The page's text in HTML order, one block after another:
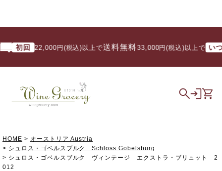
回 22,000円(税込)以上で送料無料/ 33,000円(税込)以上で いつでも
HOME
オーストリア Austria
シュロス・ゴベルスブルク Schloss Gobelsburg
シュロス・ゴベルスブルク ヴィンテージ エクストラ・ブリュット 2
012